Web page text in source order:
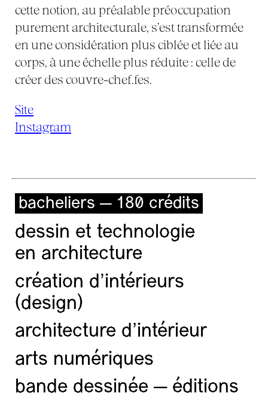
cette notion, au préalable préoccupation
purement architecturale, s’est transformée
en une considération plus ciblée et liée au
corps, à une échelle plus réduite : celle de
créer des couvre-chef.fes.
Site
Instagram
bacheliers — 180 crédits
dessin et technologie
en architecture
création d'intérieurs
(design)
architecture d’intérieur
arts numériques
bande dessinée — éditions